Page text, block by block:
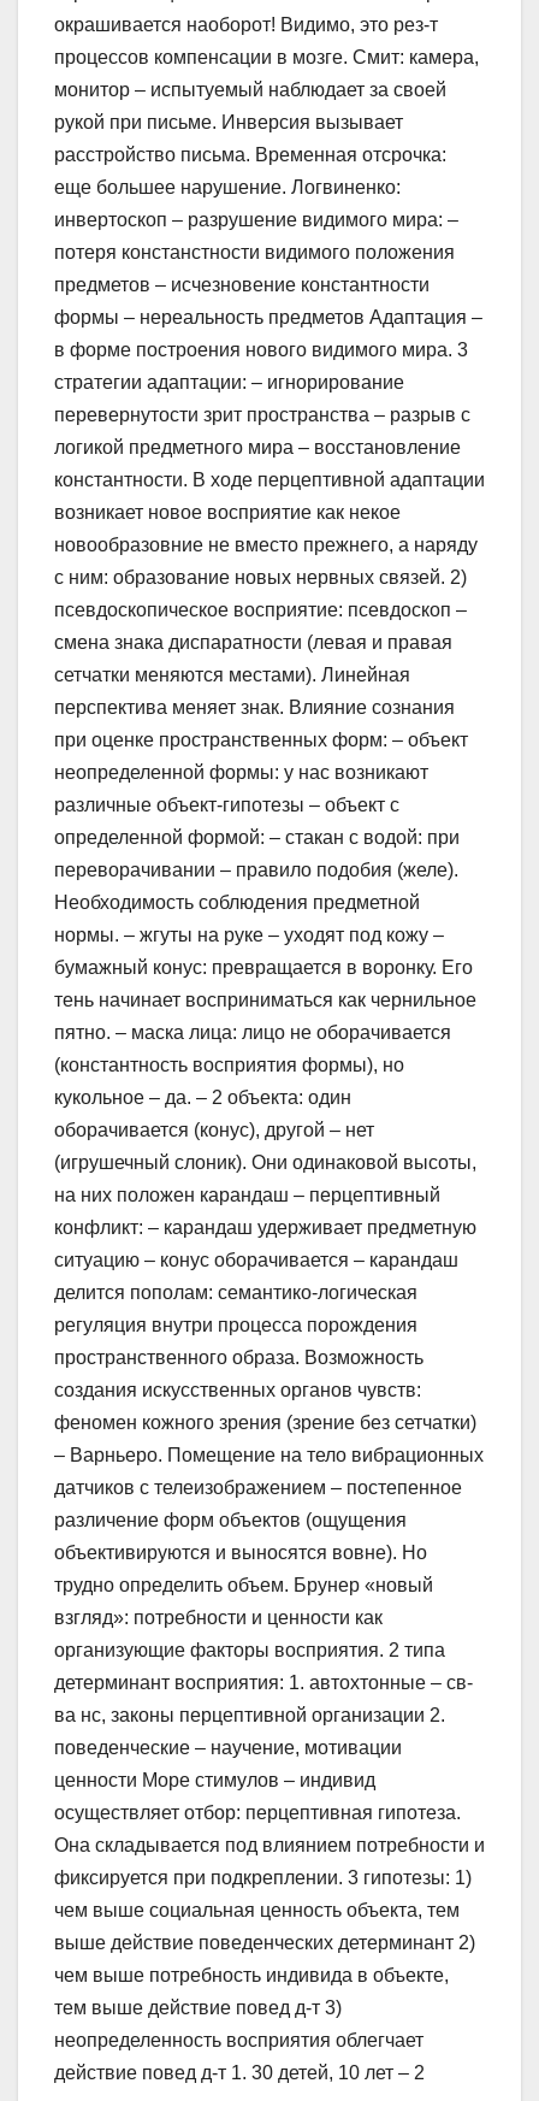
окрашивается наоборот! Видимо, это рез-т
процессов компенсации в мозге. Смит: камера,
монитор – испытуемый наблюдает за своей
рукой при письме. Инверсия вызывает
расстройство письма. Временная отсрочка:
еще большее нарушение. Логвиненко:
инвертоскоп – разрушение видимого мира: –
потеря констанстности видимого положения
предметов – исчезновение константности
формы – нереальность предметов Адаптация –
в форме построения нового видимого мира. 3
стратегии адаптации: – игнорирование
перевернутости зрит пространства – разрыв с
логикой предметного мира – восстановление
константности. В ходе перцептивной адаптации
возникает новое восприятие как некое
новообразовние не вместо прежнего, а наряду
с ним: образование новых нервных связей. 2)
псевдоскопическое восприятие: псевдоскоп –
смена знака диспаратности (левая и правая
сетчатки меняются местами). Линейная
перспектива меняет знак. Влияние сознания
при оценке пространственных форм: – объект
неопределенной формы: у нас возникают
различные объект-гипотезы – объект с
определенной формой: – стакан с водой: при
переворачивании – правило подобия (желе).
Необходимость соблюдения предметной
нормы. – жгуты на руке – уходят под кожу –
бумажный конус: превращается в воронку. Его
тень начинает восприниматься как чернильное
пятно. – маска лица: лицо не оборачивается
(константность восприятия формы), но
кукольное – да. – 2 объекта: один
оборачивается (конус), другой – нет
(игрушечный слоник). Они одинаковой высоты,
на них положен карандаш – перцептивный
конфликт: – карандаш удерживает предметную
ситуацию – конус оборачивается – карандаш
делится пополам: семантико-логическая
регуляция внутри процесса порождения
пространственного образа. Возможность
создания искусственных органов чувств:
феномен кожного зрения (зрение без сетчатки)
– Варньеро. Помещение на тело вибрационных
датчиков с телеизображением – постепенное
различение форм объектов (ощущения
объективируются и выносятся вовне). Но
трудно определить объем. Брунер «новый
взгляд»: потребности и ценности как
организующие факторы восприятия. 2 типа
детерминант восприятия: 1. автохтонные – св-
ва нс, законы перцептивной организации 2.
поведенческие – научение, мотивации
ценности Море стимулов – индивид
осуществляет отбор: перцептивная гипотеза.
Она складывается под влиянием потребности и
фиксируется при подкреплении. 3 гипотезы: 1)
чем выше социальная ценность объекта, тем
выше действие поведенческих детерминант 2)
чем выше потребность индивида в объекте,
тем выше действие повед д-т 3)
неопределенность восприятия облегчает
действие повед д-т 1. 30 детей, 10 лет – 2